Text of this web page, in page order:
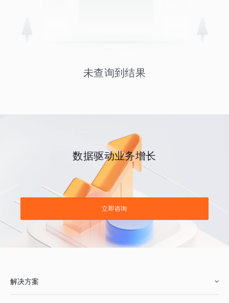
未查询到结果
数据驱动业务增长
立即咨询
解决方案